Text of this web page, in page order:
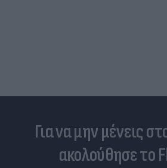
Για να μην μένεις
ακολούθησε το